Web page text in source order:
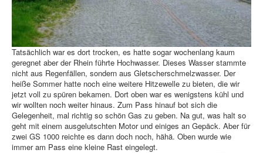
Tatsächlich war es dort trocken, es hatte sogar wochenlang kaum
geregnet aber der Rhein führte Hochwasser. Dieses Wasser stammte
nicht aus Regenfällen, sondern aus Gletscherschmelzwasser. Der
heiße Sommer hatte noch eine weitere Hitzewelle zu bieten, die wir
jetzt voll zu spüren bekamen. Dort oben war es wenigstens kühl und
wir wollten noch weiter hinaus. Zum Pass hinauf bot sich die
Gelegenheit, mal richtig so schön Gas zu geben. Na gut, was halt so
geht mit einem ausgelutschten Motor und einiges an Gepäck. Aber für
zwei GS 1000 reichte es dann doch noch, hähä. Oben wurde wie
immer am Pass eine kleine Rast eingelegt.